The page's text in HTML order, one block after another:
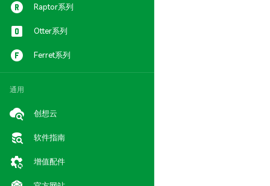
Raptor系列
Otter系列
Ferret系列
通用
创想云
软件指南
增值配件